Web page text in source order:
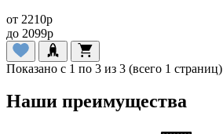
от 2210p
до 2099p
Показано с 1 по 3 из 3 (всего 1 страниц)
Наши преимущества